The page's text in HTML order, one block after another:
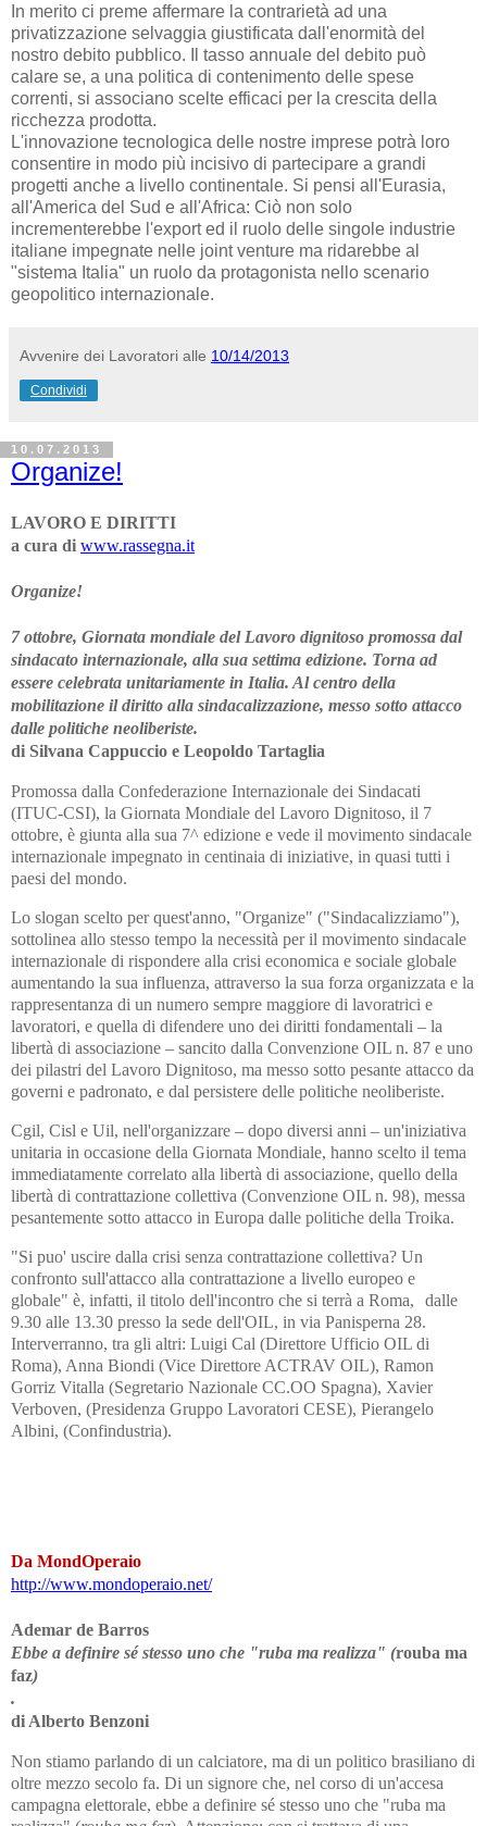
In merito ci preme affermare la contrarietà ad una
privatizzazione selvaggia giustificata dall'enormità del
nostro debito pubblico. Il tasso annuale del debito può
calare se, a una politica di contenimento delle spese
correnti, si associano scelte efficaci per la crescita della
ricchezza prodotta.
L'innovazione tecnologica delle nostre imprese potrà loro
consentire in modo più incisivo di partecipare a grandi
progetti anche a livello continentale. Si pensi all'Eurasia,
all'America del Sud e all'Africa: Ciò non solo
incrementerebbe l'export ed il ruolo delle singole industrie
italiane impegnate nelle joint venture ma ridarebbe al
"sistema Italia" un ruolo da protagonista nello scenario
geopolitico internazionale.
Avvenire dei Lavoratori alle 10/14/2013
Condividi
10.07.2013
Organize!
LAVORO E DIRITTI
a cura di www.rassegna.it
Organize!
7 ottobre, Giornata mondiale del Lavoro dignitoso promossa dal
sindacato internazionale, alla sua settima edizione. Torna ad
essere celebrata unitariamente in Italia. Al centro della
mobilitazione il diritto alla sindacalizzazione, messo sotto attacco
dalle politiche neoliberiste.
di Silvana Cappuccio e Leopoldo Tartaglia
Promossa dalla Confederazione Internazionale dei Sindacati
(ITUC-CSI), la Giornata Mondiale del Lavoro Dignitoso, il 7
ottobre, è giunta alla sua 7^ edizione e vede il movimento sindacale
internazionale impegnato in centinaia di iniziative, in quasi tutti i
paesi del mondo.
Lo slogan scelto per quest'anno, "Organize" ("Sindacalizziamo"),
sottolinea allo stesso tempo la necessità per il movimento sindacale
internazionale di rispondere alla crisi economica e sociale globale
aumentando la sua influenza, attraverso la sua forza organizzata e la
rappresentanza di un numero sempre maggiore di lavoratrici e
lavoratori, e quella di difendere uno dei diritti fondamentali – la
libertà di associazione – sancito dalla Convenzione OIL n. 87 e uno
dei pilastri del Lavoro Dignitoso, ma messo sotto pesante attacco da
governi e padronato, e dal persistere delle politiche neoliberiste.
Cgil, Cisl e Uil, nell'organizzare – dopo diversi anni – un'iniziativa
unitaria in occasione della Giornata Mondiale, hanno scelto il tema
immediatamente correlato alla libertà di associazione, quello della
libertà di contrattazione collettiva (Convenzione OIL n. 98), messa
pesantemente sotto attacco in Europa dalle politiche della Troika.
"Si puo' uscire dalla crisi senza contrattazione collettiva? Un
confronto sull'attacco alla contrattazione a livello europeo e
globale" è, infatti, il titolo dell'incontro che si terrà a Roma,
dalle
9.30 alle 13.30 presso la sede dell'OIL, in via Panisperna 28.
Interverranno, tra gli altri: Luigi Cal (Direttore Ufficio OIL di
Roma), Anna Biondi (Vice Direttore ACTRAV OIL), Ramon
Gorriz Vitalla (Segretario Nazionale CC.OO Spagna), Xavier
Verboven, (Presidenza Gruppo Lavoratori CESE), Pierangelo
Albini, (Confindustria).
Da MondOperaio
http://www.mondoperaio.net/
Ademar de Barros
Ebbe a definire sé stesso uno che "ruba ma realizza" (rouba ma
faz)
.
di Alberto Benzoni
Non stiamo parlando di un calciatore, ma di un politico brasiliano di
oltre mezzo secolo fa. Di un signore che, nel corso di un'accesa
campagna elettorale, ebbe a definire sé stesso uno che "ruba ma